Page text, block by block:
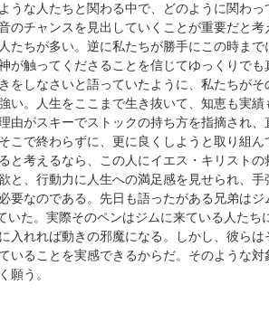
な人たちと関わる中で、どのように関わ
チャンスを見出していくことが重要だと
ちが多い。逆に私たちが勝手にこの時ま
触ってくださることを信じてゆっくりで
しなさいと語っていたように、私たちがそ
。人生をここまで生き抜いて、知恵も実
がスキーでストックの持ち方を指摘され、
で終わらずに、更に良くしようと取り組
考えるなら、この人にイエス・キリストの
、行動力に人生への満足感を見せられ、
要なのである。先日も語ったがある兄弟は
た。実際そのペンはジムに来ている人た
れれば動きの邪魔になる。しかし、彼ら
ることを実感できるからだ。そのような
願う。